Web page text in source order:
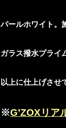
パールホワイト。
ガラス撥水プライ
以上に仕上げさせ
※G’ZOXリア